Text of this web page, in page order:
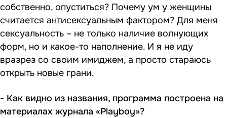
собственно, опуститься? Почему ум у женщины
считается антисексуальным фактором? Для меня
сексуальность – не только наличие волнующих
форм, но и какое-то наполнение. И я не иду
вразрез со своим имиджем, а просто стараюсь
открыть новые грани.
- Как видно из названия, программа построена на
материалах журнала «Playboy»?